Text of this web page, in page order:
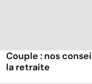
Couple : nos
la retraite